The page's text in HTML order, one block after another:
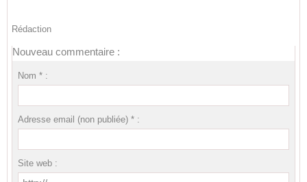
Rédaction
Nouveau commentaire :
Nom * :
Adresse email (non publiée) * :
Site web :